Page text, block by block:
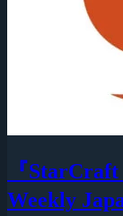
『
Weekly